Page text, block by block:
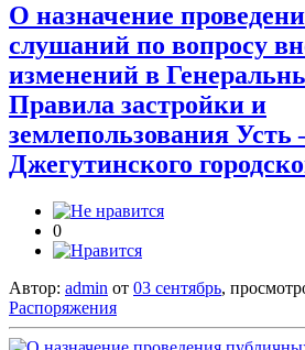
О назначение
слушаний по вопросу
изменений в
Правила застройки и
землепользования Усть
Джегутинского
0
Автор: admin от 03 сентябрь,
Распоряжения